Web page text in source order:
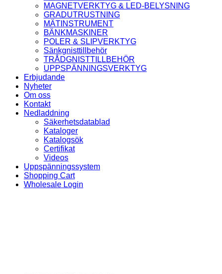
MAGNETVERKTYG & LED-BELYSNING
GRADUTRUSTNING
MÄTINSTRUMENT
BÄNKMASKINER
POLER & SLIPVERKTYG
Sänkgnisttillbehör
TRÅDGNISTTILLBEHÖR
UPPSPÄNNINGSVERKTYG
Erbjudande
Nyheter
Om oss
Kontakt
Nedladdning
Säkerhetsdatablad
Kataloger
Katalogsök
Certifikat
Videos
Uppspänningssystem
Shopping Cart
Wholesale Login